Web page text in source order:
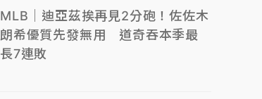
MLB｜迪亞茲挨再見2分砲！佐佐木
朗希優質先發無用 道奇吞本季最
長7連敗